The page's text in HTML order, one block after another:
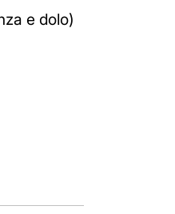
e dolo)